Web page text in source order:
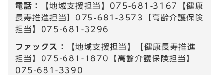
電話：
【地域支援担当】075-681-3167【健康
長寿推進担当】075-681-3573【高齢介護保険
担当】075-681-3296
ファックス：
【地域支援担当】【健康長寿推進
担当】075-681-1870【高齢介護保険担当】
075-681-3390